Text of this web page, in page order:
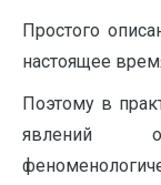
Простого
настоящее
Поэтому в
явлений